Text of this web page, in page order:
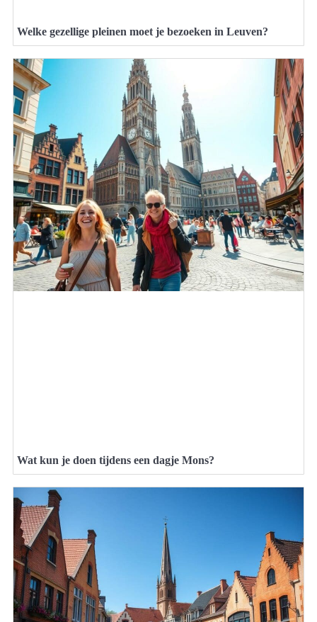
Welke gezellige pleinen moet je bezoeken in Leuven?
Wat kun je doen tijdens een dagje Mons?